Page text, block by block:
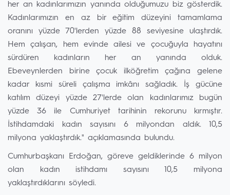
her an kadınlarımızın yanında olduğumuzu biz gösterdik.
Kadınlarımızın en az bir eğitim düzeyini tamamlama
oranını yüzde 70'lerden yüzde 88 seviyesine ulaştırdık.
Hem çalışan, hem evinde ailesi ve çocuğuyla hayatını
sürdüren kadınların her an yanında olduk.
Ebeveynlerden birine çocuk ilköğretim çağına gelene
kadar kısmi süreli çalışma imkânı sağladık. İş gücüne
katılım düzeyi yüzde 27'lerde olan kadınlarımız bugün
yüzde 36 ile Cumhuriyet tarihinin rekorunu kırmıştır.
İstihdamdaki kadın sayısını 6 milyondan aldık. 10,5
milyona yaklaştırdık." açıklamasında bulundu.
Cumhurbaşkanı Erdoğan, göreve geldiklerinde 6 milyon
olan kadın istihdamı sayısını 10,5 milyona
yaklaştırdıklarını söyledi.